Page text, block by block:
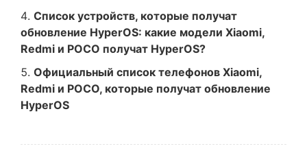
Список устройств, которые получат
обновление HyperOS: какие модели Xiaomi,
Redmi и POCO получат HyperOS?
Официальный список телефонов Xiaomi,
Redmi и POCO, которые получат обновление
HyperOS